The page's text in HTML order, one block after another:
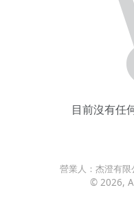
目前沒有任
營業人： 杰澄有限
© 2026,